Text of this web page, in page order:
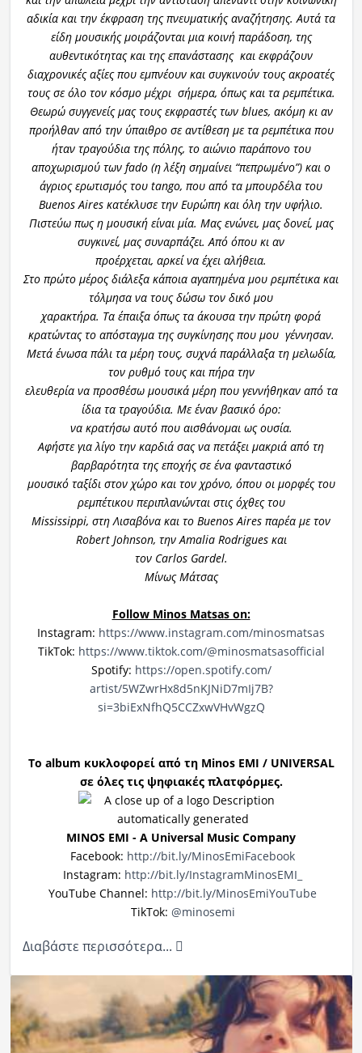
αδικία και την έκφραση της πνευματικής αναζήτησης. Αυτά τα
είδη μουσικής μοιράζονται μια κοινή παράδοση, της
αυθεντικότητας και της επανάστασης και εκφράζουν
διαχρονικές αξίες που εμπνέουν και συγκινούν τους ακροατές
τους σε όλο τον κόσμο μέχρι σήμερα, όπως και τα ρεμπέτικα.
Θεωρώ συγγενείς μας τους εκφραστές των blues, ακόμη κι αν
προήλθαν από την ύπαιθρο σε αντίθεση με τα ρεμπέτικα που
ήταν τραγούδια της πόλης, το αιώνιο παράπονο του
αποχωρισμού των fado (η λέξη σημαίνει “πεπρωμένο”) και ο
άγριος ερωτισμός του tango, που από τα μπουρδέλα του
Buenos Aires κατέκλυσε την Ευρώπη και όλη την υφήλιο.
Πιστεύω πως η μουσική είναι μία. Μας ενώνει, μας δονεί, μας
συγκινεί, μας συναρπάζει. Από όπου κι αν
προέρχεται, αρκεί να έχει αλήθεια.
Στο πρώτο μέρος διάλεξα κάποια αγαπημένα μου ρεμπέτικα και
τόλμησα να τους δώσω τον δικό μου
χαρακτήρα. Τα έπαιξα όπως τα άκουσα την πρώτη φορά
κρατώντας το απόσταγμα της συγκίνησης που μου γέννησαν.
Μετά ένωσα πάλι τα μέρη τους, συχνά παράλλαξα τη μελωδία,
τον ρυθμό τους και πήρα την
ελευθερία να προσθέσω μουσικά μέρη που γεννήθηκαν από τα
ίδια τα τραγούδια. Με έναν βασικό όρο:
να κρατήσω αυτό που αισθάνομαι ως ουσία.
Αφήστε για λίγο την καρδιά σας να πετάξει μακριά από τη
βαρβαρότητα της εποχής σε ένα φανταστικό
μουσικό ταξίδι στον χώρο και τον χρόνο, όπου οι μορφές του
ρεμπέτικου περιπλανώνται στις όχθες του
Mississippi, στη Λισαβόνα και το Buenos Aires παρέα με τον
Robert Johnson, την Amalia Rodrigues και
τον Carlos Gardel.
Μίνως Μάτσας
Follow Minos Matsas on:
Instagram: https://www.instagram.com/minosmatsas
TikTok: https://www.tiktok.com/@minosmatsasofficial
Spotify: https://open.spotify.com/
artist/5WZwrHx8d5nKJNiD7mIj7B?
si=3biExNfhQ5CCZxwVHvWgzQ
Το album κυκλοφορεί από τη Minos EMI / UNIVERSAL
σε όλες τις ψηφιακές πλατφόρμες.
MINOS EMI - A Universal Music Company
Facebook: http://bit.ly/MinosEmiFacebook
Instagram: http://bit.ly/InstagramMinosEMI_
YouTube Channel: http://bit.ly/MinosEmiYouTube
ΤikTok: @minosemi
Διαβάστε περισσότερα...